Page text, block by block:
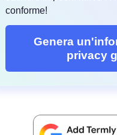
conforme!
Genera
privacy